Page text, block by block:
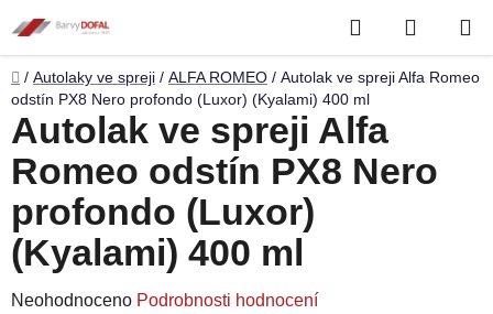
na
obsah
Hledat
KOŠÍK
Domů
/ Autolaky ve spreji / ALFA ROMEO / Autolak ve spreji Alfa Romeo
odstín PX8 Nero profondo (Luxor) (Kyalami) 400 ml
Autolak ve spreji Alfa
Romeo odstín PX8 Nero
profondo (Luxor)
(Kyalami) 400 ml
Průměrné
Neohodnoceno Podrobnosti hodnocení